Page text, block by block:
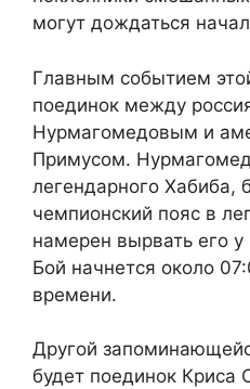
могут дождаться
Главным событием
поединок между
Нурмагомедовым и
Примусом.
легендарного Хабиба,
чемпионский пояс в
намерен вырвать его у
Бой начнется около
времени.
Другой
будет поединок Криса